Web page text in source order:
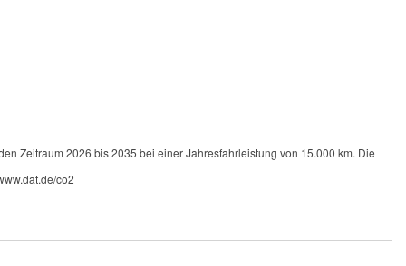
Zeitraum 2026 bis 2035 bei einer Jahresfahrleistung von 15.000 km. Die
co2